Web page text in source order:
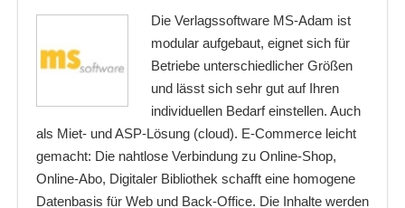
Die Verlagssoftware MS-Adam ist
modular aufgebaut, eignet sich für
Betriebe unterschiedlicher Größen
und lässt sich sehr gut auf Ihren
individuellen Bedarf einstellen. Auch
als Miet- und ASP-Lösung (cloud). E-Commerce leicht
gemacht: Die nahtlose Verbindung zu Online-Shop,
Online-Abo, Digitaler Bibliothek schafft eine homogene
Datenbasis für Web und Back-Office. Die Inhalte werden